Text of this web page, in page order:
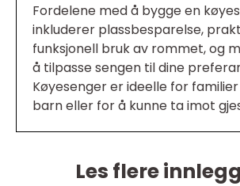
Fordelene med å bygge en
inkluderer plassbesparelse,
funksjonell bruk av rommet, og
å tilpasse sengen til dine
Køyesenger er ideelle for
barn eller for å kunne ta imot
Les flere